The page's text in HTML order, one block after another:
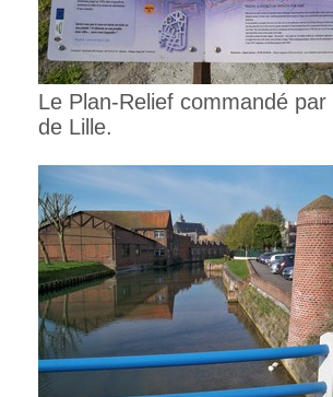
Le Plan-Relief commandé
de Lille.